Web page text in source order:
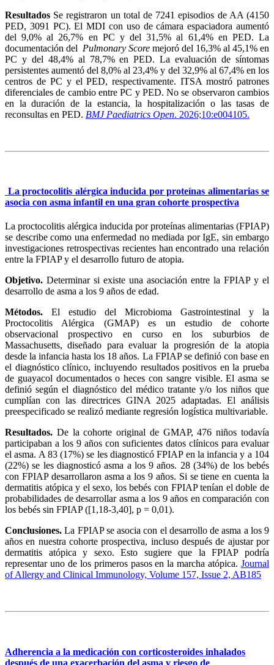
Resultados Se registraron un total de 7241 episodios de AA (4150
PED, 3091 PC). El MDI con uso de cámara espaciadora aumentó
del 9,0% al 26,7% en PC y del 31,5% al ​​61,4% en PED. La
documentación del Pulmonary Score mejoró del 16,3% al 45,1% en
PC y del 48,4% al 78,7% en PED. La evaluación de síntomas
persistentes aumentó del 8,0% al 23,4% y del 32,9% al 67,4% en los
centros de PC y el PED, respectivamente. ITSA mostró patrones
diferenciales de cambio entre PC y PED. No se observaron cambios
en la duración de la estancia, la hospitalización o las tasas de
reconsultas en PED. BMJ Paediatrics Open. 2026;10:e004105.
La proctocolitis alérgica inducida por proteínas alimentarias se
asocia con asma infantil en una gran cohorte prospectiva
La proctocolitis alérgica inducida por proteínas alimentarias (FPIAP)
se describe como una enfermedad no mediada por IgE, sin embargo
investigaciones retrospectivas recientes han encontrado una relación
entre la FPIAP y el desarrollo futuro de atopia.
Objetivo. Determinar si existe una asociación entre la FPIAP y el
desarrollo de asma a los 9 años de edad.
Métodos. El estudio del Microbioma Gastrointestinal y la
Proctocolitis Alérgica (GMAP) es un estudio de cohorte
observacional prospectivo en curso en los suburbios de
Massachusetts, diseñado para evaluar la progresión de la atopia
desde la infancia hasta los 18 años. La FPIAP se definió con base en
el diagnóstico clínico, incluyendo resultados positivos en la prueba
de guayacol documentados o heces con sangre visible. El asma se
definió según el diagnóstico del médico tratante y/o los niños que
cumplían con las directrices GINA 2025 adaptadas. El análisis
preespecificado se realizó mediante regresión logística multivariable.
Resultados. De la cohorte original de GMAP, 476 niños todavía
participaban a los 9 años con suficientes datos clínicos para evaluar
el asma. A 83 (17%) se les diagnosticó FPIAP en la infancia y a 104
(22%) se les diagnosticó asma a los 9 años. 28 (34%) de los bebés
con FPIAP desarrollaron asma a los 9 años. Si se tiene en cuenta la
dermatitis atópica y el sexo, los bebés con FPIAP tenían el doble de
probabilidades de desarrollar asma a los 9 años en comparación con
los bebés sin FPIAP ([1,18-3,40], p = 0,01).
Conclusiones.La FPIAP se asocia con el desarrollo de asma a los 9
años en nuestra cohorte prospectiva, incluso después de ajustar por
dermatitis atópica y sexo. Esto sugiere que la FPIAP podría
representar uno de los primeros pasos en la marcha atópica. Journal
of Allergy and Clinical Immunology, Volume 157, Issue 2, AB185
Adherencia a la medicación con corticosteroides inhalados
después de una exacerbación del asma y riesgo de